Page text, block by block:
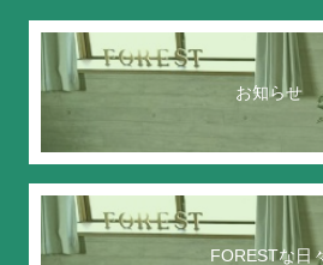
お知らせ
FORESTな日